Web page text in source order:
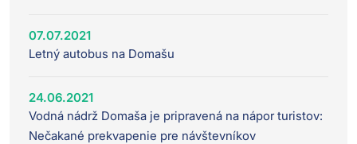
07.07.2021
Letný autobus na Domašu
24.06.2021
Vodná nádrž Domaša je pripravená na nápor turistov:
Nečakané prekvapenie pre návštevníkov